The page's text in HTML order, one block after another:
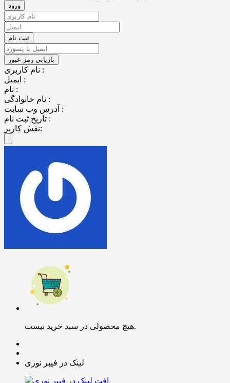
نام کاربری :
ایمیل :
نام :
نام خانوادگی :
آدرس وب سایت :
تاریخ ثبت نام :
نقش کاربر:
هیچ محصولی در سبد خرید نیست.
لینک در فیبر نوری